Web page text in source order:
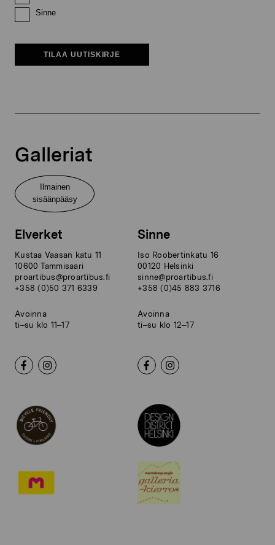
Sinne
TILAA UUTISKIRJE
Galleriat
Ilmainen
sisäänpääsy
Elverket
Kustaa Vaasan katu 11
10600 Tammisaari
proartibus@proartibus.fi
+358 (0)50 371 6339
Avoinna
ti–su klo 11–17
Sinne
Iso Roobertinkatu 16
00120 Helsinki
sinne@proartibus.fi
+358 (0)45 883 3716
Avoinna
ti–su klo 12–17